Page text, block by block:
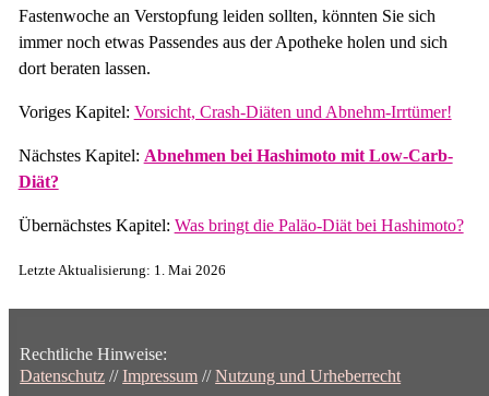
Fastenwoche an Verstopfung leiden sollten, könnten Sie sich
immer noch etwas Passendes aus der Apotheke holen und sich
dort beraten lassen.
Voriges Kapitel: Vorsicht, Crash-Diäten und Abnehm-Irrtümer!
Nächstes Kapitel: Abnehmen bei Hashimoto mit Low-Carb-
Diät?
Übernächstes Kapitel: Was bringt die Paläo-Diät bei Hashimoto?
Letzte Aktualisierung: 1. Mai 2026
Rechtliche Hinweise:
Datenschutz //Impressum //Nutzung und Urheberrecht